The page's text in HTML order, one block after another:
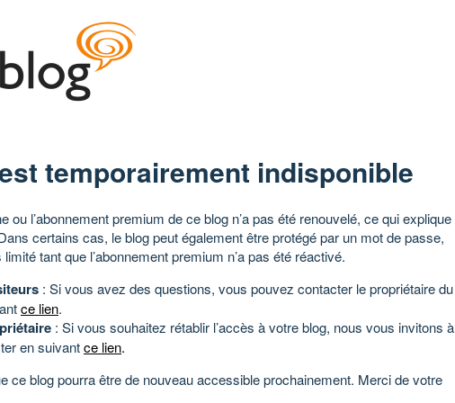
temporairement indisponible
ou l’abonnement premium de ce blog n’a pas été renouvelé, ce qui explique
certains cas, le blog peut également être protégé par un mot de passe,
tant que l’abonnement premium n’a pas été réactivé.
: Si vous avez des questions, vous pouvez contacter le propriétaire du
ce lien.
: Si vous souhaitez rétablir l’accès à votre blog, nous vous invitons à
en suivantce lien.
ce blog pourra être de nouveau accessible prochainement. Merci de votre